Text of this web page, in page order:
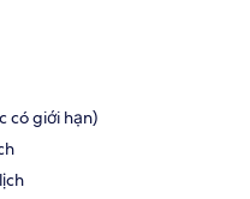
có giới hạn)